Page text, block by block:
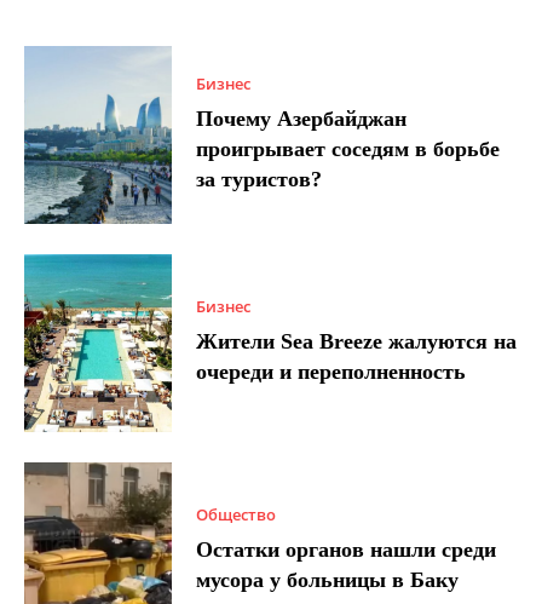
Бизнес
Почему Азербайджан
проигрывает соседям в борьбе
за туристов?
Бизнес
Жители Sea Breeze жалуются на
очереди и переполненность
Общество
Остатки органов нашли среди
мусора у больницы в Баку